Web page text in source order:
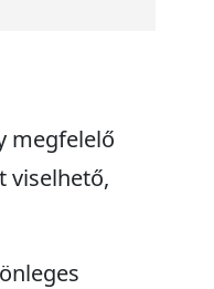
megfelelő
viselhető,